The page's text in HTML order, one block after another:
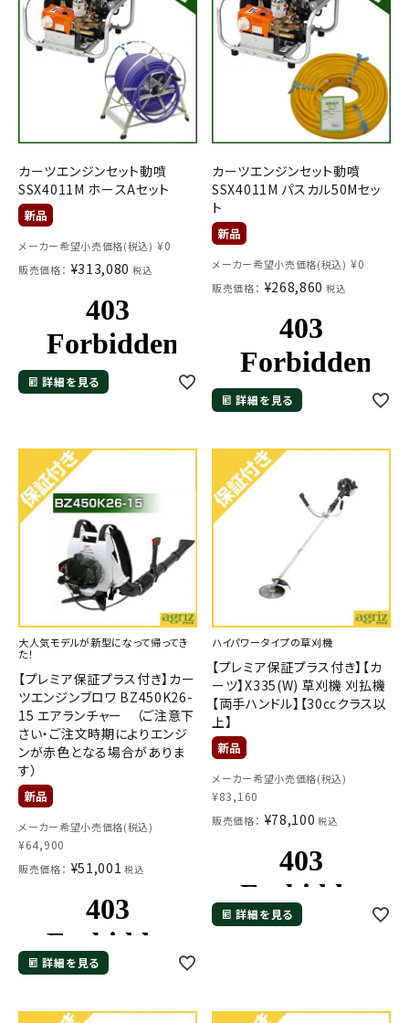
カーツエンジンセット動噴
SSX4011M ホースAセット
メーカー希望小売価格(税込) ¥0
販売価格： ¥313,080 税込
詳細を見る
カーツエンジンセット動噴
SSX4011M パスカル50Mセッ
ト
メーカー希望小売価格(税込) ¥0
販売価格： ¥268,860 税込
詳細を見る
大人気モデルが新型になって帰ってき
た！
【プレミア保証プラス付き】カー
ツエンジンブロワ BZ450K26-
15 エアランチャー （ご注意下
さい・ご注文時期によりエンジ
ンが赤色となる場合がありま
す）
メーカー希望小売価格(税込)
¥64,900
販売価格： ¥51,001 税込
詳細を見る
ハイパワータイプの草刈機
【プレミア保証プラス付き】【カ
ーツ】X335(W) 草刈機 刈払機
【両手ハンドル】【30ccクラス以
上】
メーカー希望小売価格(税込)
¥83,160
販売価格： ¥78,100 税込
詳細を見る